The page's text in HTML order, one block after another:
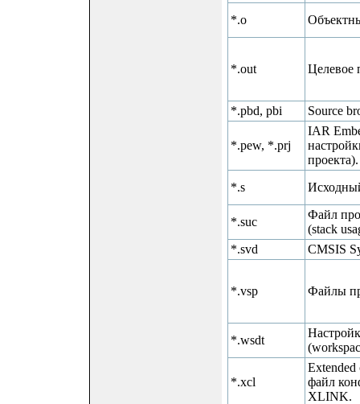
*.o
*.out Целевое
*.pbd, pbi Source
*.pew, *.prj
IAR
проекта).
*.s
*.suc
Файл
(stack
*.svd
CMSIS
*.vsp Файлы
*.wsdt
*.xcl
Extended
файл
XLINK.